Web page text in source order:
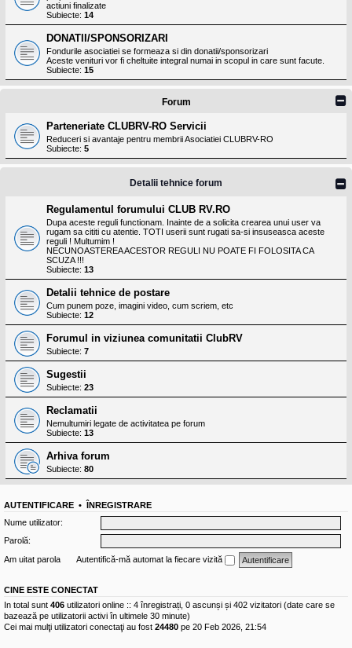
actiuni finalizate
Subiecte: 14
DONATII/SPONSORIZARI
Fondurile asociatiei se formeaza si din donatii/sponsorizari
Aceste venituri vor fi cheltuite integral numai in scopul in care sunt facute.
Subiecte: 15
Forum
Parteneriate CLUBRV-RO Servicii
Reduceri si avantaje pentru membrii Asociatiei CLUBRV-RO
Subiecte: 5
Detalii tehnice forum
Regulamentul forumului CLUB RV.RO
Dupa aceste reguli functionam. Inainte de a solicita crearea unui user va
rugam sa cititi cu atentie. TOTI userii sunt rugati sa-si insuseasca aceste
reguli ! Multumim !
NECUNOASTEREA ACESTOR REGULI NU POATE FI FOLOSITA CA
SCUZA !!!
Subiecte: 13
Detalii tehnice de postare
Cum punem poze, imagini video, cum scriem, etc
Subiecte: 12
Forumul in viziunea comunitatii ClubRV
Subiecte: 7
Sugestii
Subiecte: 23
Reclamatii
Nemultumiri legate de activitatea pe forum
Subiecte: 13
Arhiva forum
Subiecte: 80
AUTENTIFICARE •
ÎNREGISTRARE
Nume utilizator:
Parolă:
Am uitat parola
Autentifică-mă automat la fiecare vizită
CINE ESTE CONECTAT
In total sunt 406 utilizatori online :: 4 înregistrați, 0 ascunși și 402 vizitatori (date care se
bazează pe utilizatorii activi în ultimele 30 minute)
Cei mai mulţi utilizatori conectaţi au fost 24480 pe 20 Feb 2026, 21:54